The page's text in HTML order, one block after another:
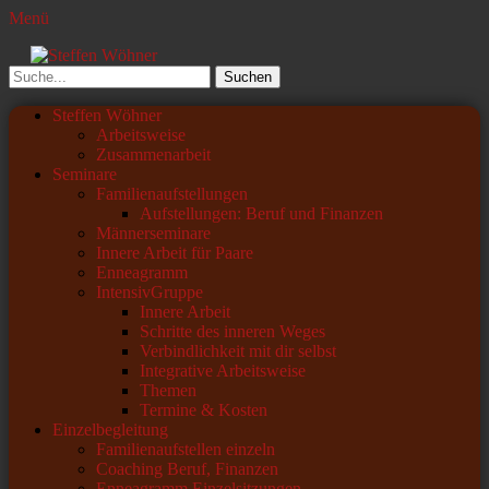
Menü
Steffen Wöhner
Lehrer und Seminarleiter
Suchen
nach:
Primäres
Zum
Steffen Wöhner
Arbeitsweise
Zusammenarbeit
Seminare
Familienaufstellungen
Aufstellungen: Beruf und Finanzen
Männerseminare
Innere Arbeit für Paare
Enneagramm
IntensivGruppe
Innere Arbeit
Schritte des inneren Weges
Verbindlichkeit mit dir selbst
Integrative Arbeitsweise
Themen
Termine & Kosten
Einzelbegleitung
Familienaufstellen einzeln
Coaching Beruf, Finanzen